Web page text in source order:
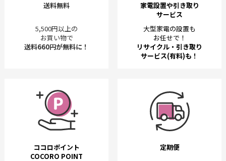
送料無料
5,500円以上の
お買い物で
送料660円が無料に！
家電設置や引き取り
サービス
大型家電の設置も
お任せで！
リサイクル・引き取り
サービス(有料)も！
ココロポイント
COCORO POINT
定期便